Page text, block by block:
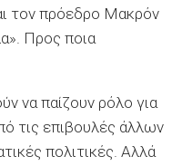
τον πρόεδρο Μακρόν
Προς ποια
να παίζουν ρόλο για
τις επιβουλές άλλων
πολιτικές. Αλλά